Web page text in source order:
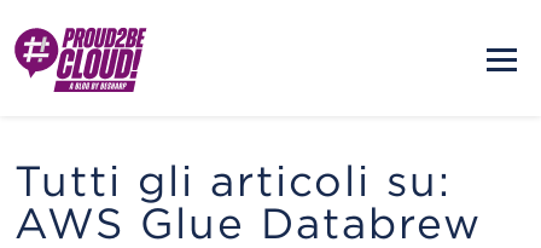
Tutti gli articoli su:
AWS Glue Databrew